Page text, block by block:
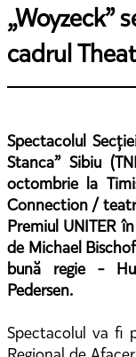
„Woyzeck”
cadrul
Spectacolul
Stanca” Sibiu
octombrie la
Connection /
Premiul UNITER
de Michael
bună regie -
Pedersen.
Spectacolul va fi